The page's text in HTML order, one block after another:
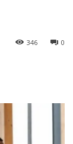
0
346